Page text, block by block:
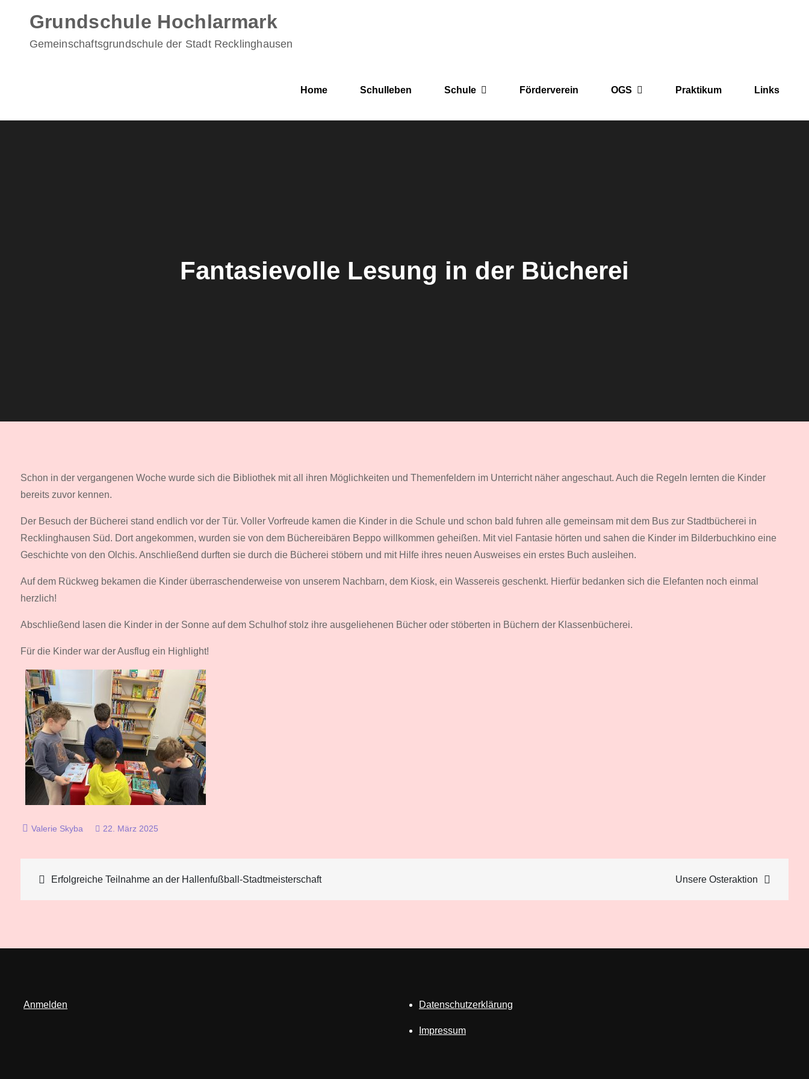
content
Grundschule Hochlarmark
Gemeinschaftsgrundschule der Stadt Recklinghausen
Home Schulleben Schule Förderverein OGS Praktikum Links
Fantasievolle Lesung in der Bücherei
Schon in der vergangenen Woche wurde sich die Bibliothek mit all ihren Möglichkeiten und Themenfeldern im Unterricht näher angeschaut. Auch die Regeln lernten die Kinder
bereits zuvor kennen.
Der Besuch der Bücherei stand endlich vor der Tür. Voller Vorfreude kamen die Kinder in die Schule und schon bald fuhren alle gemeinsam mit dem Bus zur Stadtbücherei in
Recklinghausen Süd. Dort angekommen, wurden sie von dem Büchereibären Beppo willkommen geheißen. Mit viel Fantasie hörten und sahen die Kinder im Bilderbuchkino eine
Geschichte von den Olchis. Anschließend durften sie durch die Bücherei stöbern und mit Hilfe ihres neuen Ausweises ein erstes Buch ausleihen.
Auf dem Rückweg bekamen die Kinder überraschenderweise von unserem Nachbarn, dem Kiosk, ein Wassereis geschenkt. Hierfür bedanken sich die Elefanten noch einmal
herzlich!
Abschließend lasen die Kinder in der Sonne auf dem Schulhof stolz ihre ausgeliehenen Bücher oder stöberten in Büchern der Klassenbücherei.
Für die Kinder war der Ausflug ein Highlight!
22. März 2025
Beitragsnavigation
Erfolgreiche Teilnahme an der Hallenfußball-Stadtmeisterschaft Unsere Osteraktion
Anmelden Datenschutzerklärung
Impressum